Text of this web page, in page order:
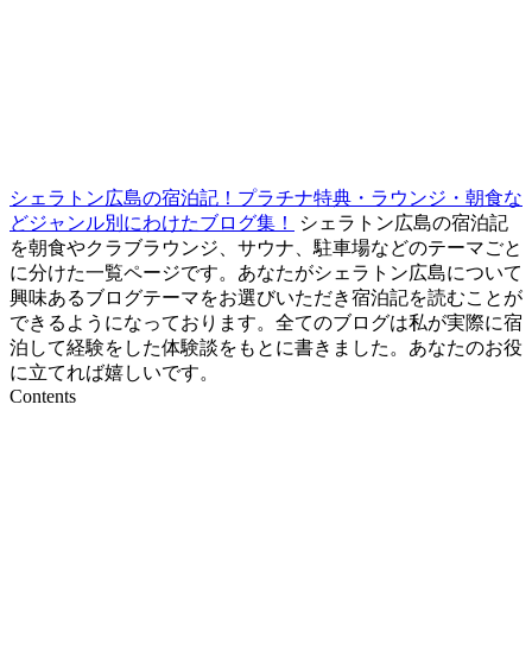
シェラトン広島の宿泊記！プラチナ特典・ラウンジ・朝食な
どジャンル別にわけたブログ集！
シェラトン広島の宿泊記
を朝食やクラブラウンジ、サウナ、駐車場などのテーマごと
に分けた一覧ページです。あなたがシェラトン広島について
興味あるブログテーマをお選びいただき宿泊記を読むことが
できるようになっております。全てのブログは私が実際に宿
泊して経験をした体験談をもとに書きました。あなたのお役
に立てれば嬉しいです。
Contents